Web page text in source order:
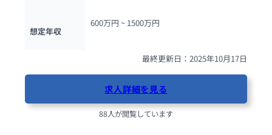
想定年収
600万円 ~ 1500万円
最終更新日：2025年10月17日
求人詳細を見る
88人が閲覧しています